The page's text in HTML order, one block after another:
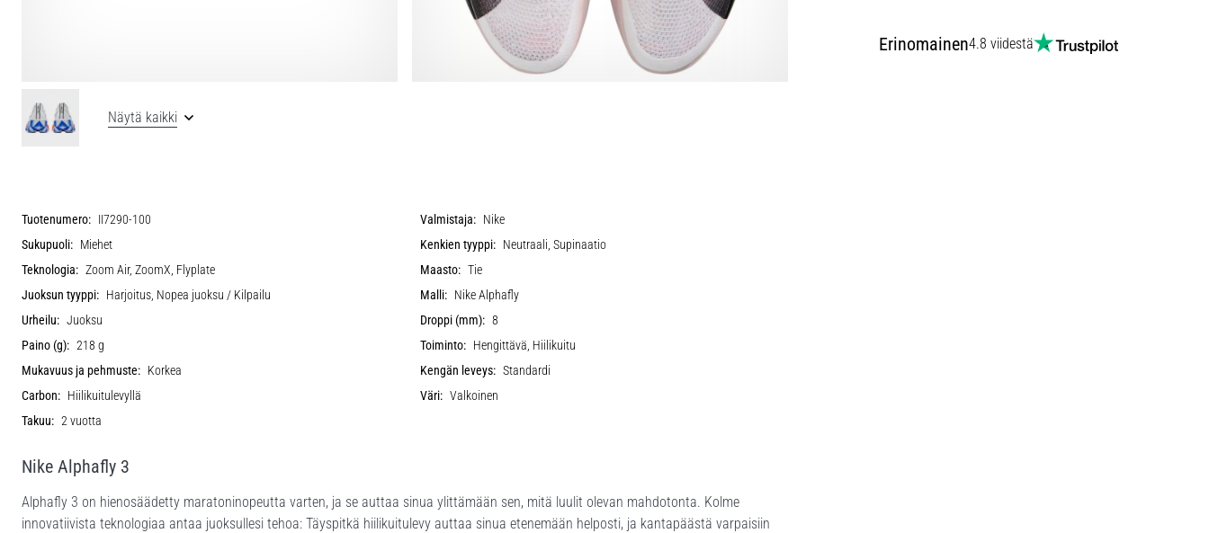
Erinomainen4.8 viidestä
Näytä kaikki
Tuotenumero: II7290-100 Valmistaja: Nike
Sukupuoli: Miehet Kenkien tyyppi: Neutraali, Supinaatio
Teknologia: Zoom Air, ZoomX, Flyplate Maasto: Tie
Juoksun tyyppi: Harjoitus, Nopea juoksu / Kilpailu Malli: Nike Alphafly
Urheilu: Juoksu Droppi (mm): 8
Paino (g): 218 g Toiminto: Hengittävä, Hiilikuitu
Mukavuus ja pehmuste: Korkea Kengän leveys: Standardi
Carbon: Hiilikuitulevyllä Väri: Valkoinen
Takuu: 2 vuotta
Nike Alphafly 3
Alphafly 3 on hienosäädetty maratoninopeutta varten, ja se auttaa sinua ylittämään sen, mitä luulit olevan mahdotonta. Kolme
innovatiivista teknologiaa antaa juoksullesi tehoa: Täyspitkä hiilikuitulevy auttaa sinua etenemään helposti, ja kantapäästä varpaisiin